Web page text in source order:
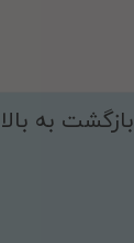
بازگشت به بالا